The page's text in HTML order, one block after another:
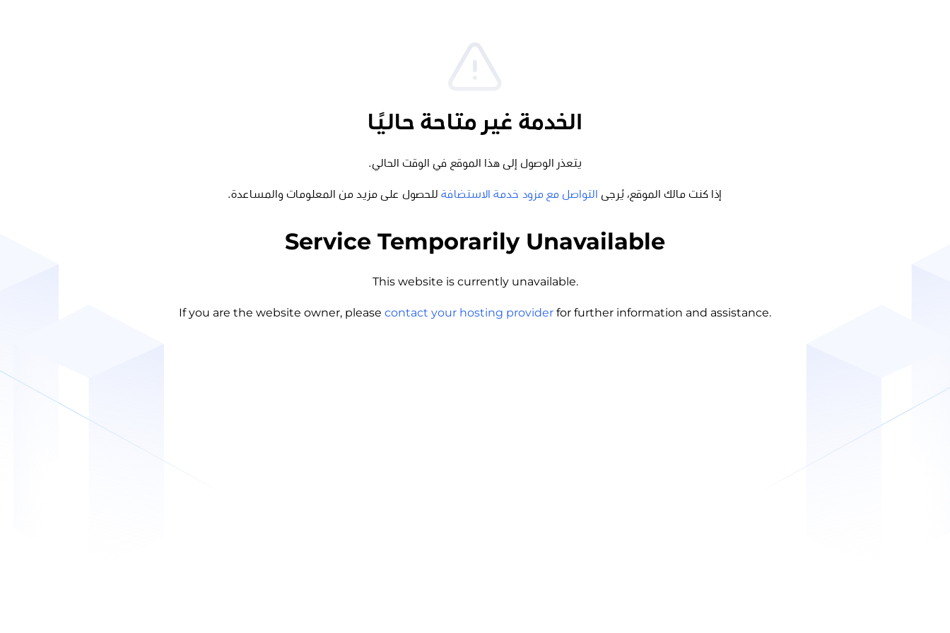
الخدمة غير متاحة حاليًا
يتعذر الوصول إلى هذا الموقع في الوقت الحالي.
إذا كنت مالك الموقع، يُرجى التواصل مع مزود خدمة الاستضافة للحصول على مزيد من المعلومات والمساعدة.
Service Temporarily Unavailable
This website is currently unavailable.
If you are the website owner, please contact your hosting provider for further information and assistance.